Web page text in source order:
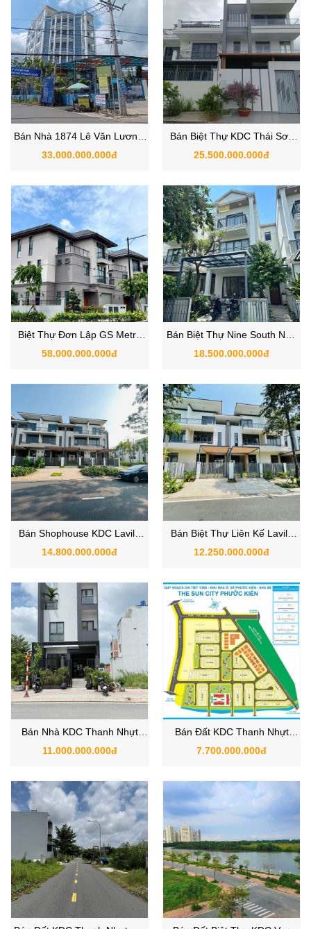
Bán Nhà 1874 Lê Văn Lương,
Xã Hiệp Phước, Nhà Bè,
33.000.000.000đ
Bán Biệt Thự KDC Thái Sơn
Nhà Bè ,TPHCM
25.500.000.000đ
Biệt Thự Đơn Lập GS Metro
City - Zeitgeist Nhà Bè Góc 3
58.000.000.000đ
Bán Biệt Thự Nine South Nhà
Bè, Khu Compound An Ninh
18.500.000.000đ
Bán Shophouse KDC Lavila
Kiến Á Nhà Bè
14.800.000.000đ
Bán Biệt Thự Liên Kế Lavila
Kiến Á Nhà Bè
12.250.000.000đ
Bán Nhà KDC Thanh Nhựt
Nhà Bè - The Sun City Phước
11.000.000.000đ
Bán Đất KDC Thanh Nhựt
Phạm Hữu Lầu Nhà Bè
7.700.000.000đ